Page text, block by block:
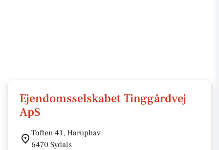
Ejendomsselskabet Tinggårdvej
ApS
Toften 41, Høruphav
6470 Sydals